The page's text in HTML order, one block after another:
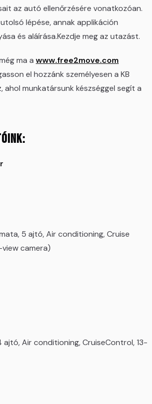
az autó ellenőrzésére vonatkozóan.
lépése, annak applikáción
és aláírása.Kezdje meg az utazást.
ma a www.free2move.com
el hozzánk személyesen a KB
munkatársunk készséggel segít a
5 ajtó, Air conditioning, Cruise
view camera)
ajtó, Air conditioning, CruiseControl, 13-